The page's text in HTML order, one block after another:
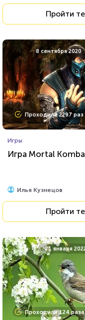
Пройти
24 марта 2021
Проходили 22950
Угадай
Пройти
26 июля 2021
Проходили 8033
Пройти
8 сентября 2020
Проходили 2297 раз
Игры
Игра Mortal
Илья Кузнецов
Пройти
21 января
Проходили 124 раза